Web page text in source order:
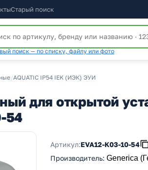
Старый поиск
поиск — по списку, файлу или фото
/AQUATIC IP54 IEK (ИЭК) ЭУИ
для открытой
54
Артикул:EVA12-K03-10-54
Производитель: Generica